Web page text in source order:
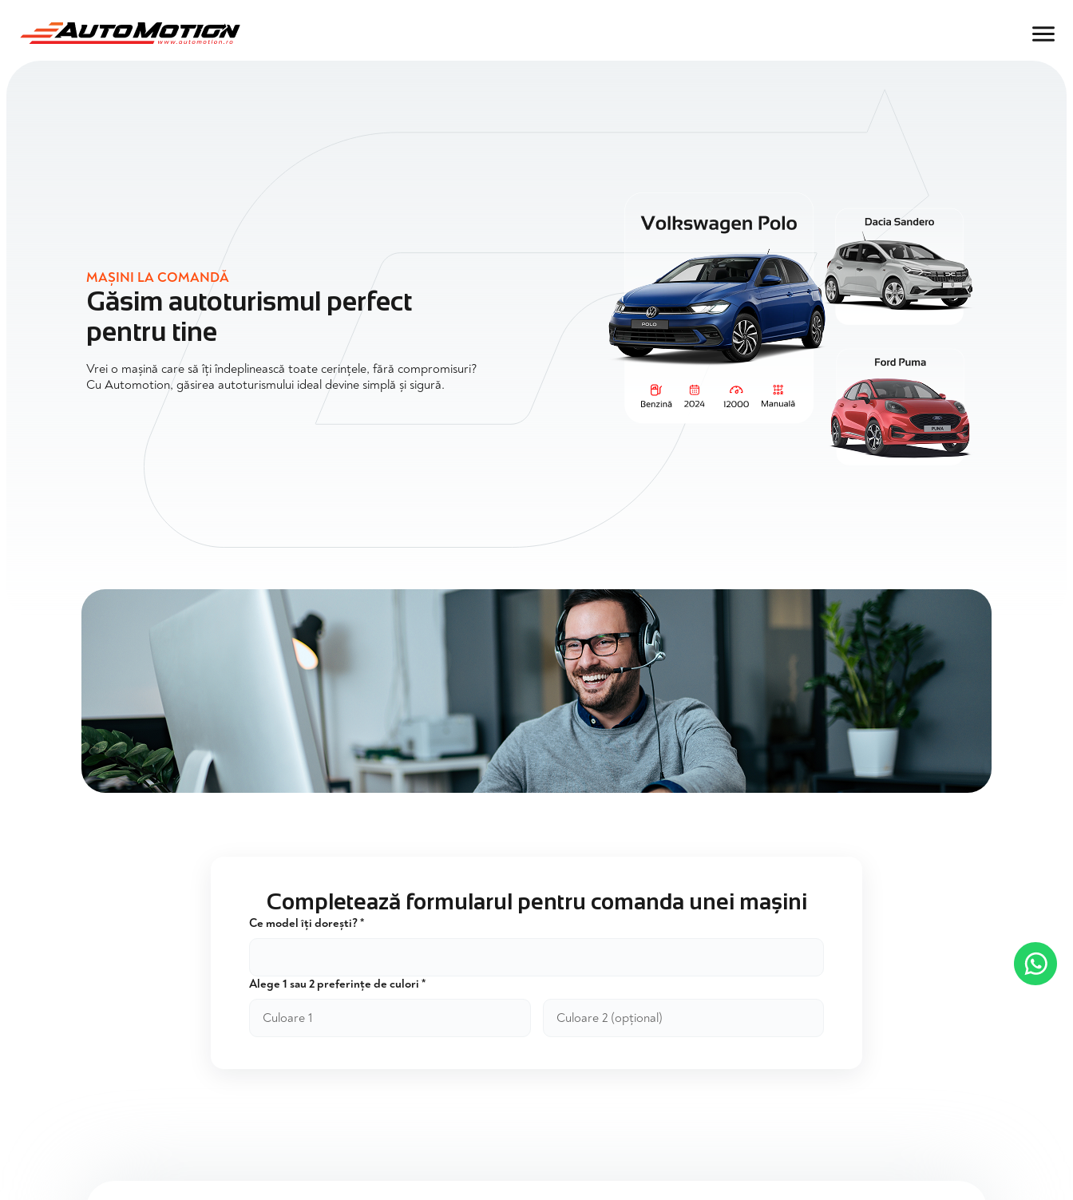
MAȘINI LA COMANDĂ
Găsim autoturismul perfect
pentru tine
Vrei o mașină care să îți îndeplinească toate cerințele, fără compromisuri?
Cu Automotion, găsirea autoturismului ideal devine simplă și sigură.
Completează formularul pentru comanda unei mașini
Ce model îți dorești? *
Alege 1 sau 2 preferințe de culori *